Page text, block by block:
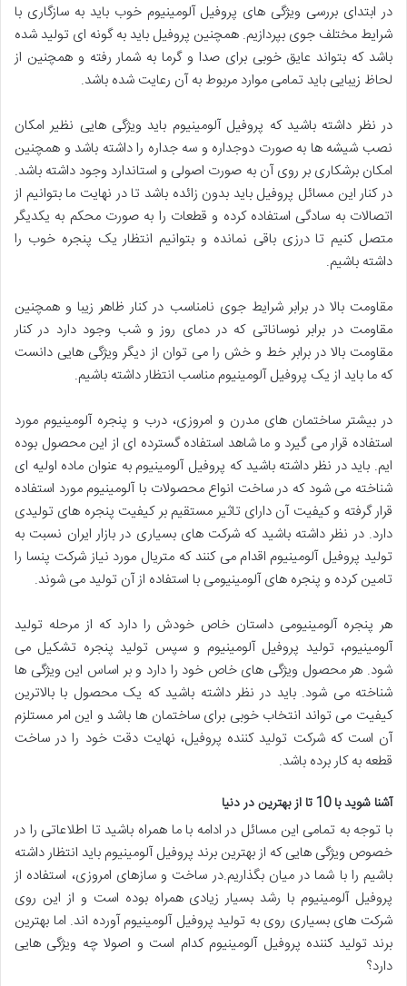
در ابتدای بررسی ویژگی های پروفیل آلومینیوم خوب باید به سازگاری با
شرایط مختلف جوی بپردازیم. همچنین پروفیل باید به گونه ای تولید شده
باشد که بتواند عایق خوبی برای صدا و گرما به شمار رفته و همچنین از
لحاظ زیبایی باید تمامی موارد مربوط به آن رعایت شده باشد.
در نظر داشته باشید که پروفیل آلومینیوم باید ویژگی هایی نظیر امکان
نصب شیشه ها به صورت دوجداره و سه جداره را داشته باشد و همچنین
امکان برشکاری بر روی آن به صورت اصولی و استاندارد وجود داشته باشد.
در کنار این مسائل پروفیل باید بدون زائده باشد تا در نهایت ما بتوانیم از
اتصالات به سادگی استفاده کرده و قطعات را به صورت محکم به یکدیگر
متصل کنیم تا درزی باقی نمانده و بتوانیم انتظار یک پنجره خوب را
داشته باشیم.
مقاومت بالا در برابر شرایط جوی نامناسب در کنار ظاهر زیبا و همچنین
مقاومت در برابر نوساناتی که در دمای روز و شب وجود دارد در کنار
مقاومت بالا در برابر خط و خش را می توان از دیگر ویژگی هایی دانست
که ما باید از یک پروفیل آلومینیوم مناسب انتظار داشته باشیم.
در بیشتر ساختمان های مدرن و امروزی، درب و پنجره آلومینیوم مورد
استفاده قرار می گیرد و ما شاهد استفاده گسترده ای از این محصول بوده
ایم. باید در نظر داشته باشید که پروفیل آلومینیوم به عنوان ماده اولیه ای
شناخته می شود که در ساخت انواع محصولات با آلومینیوم مورد استفاده
قرار گرفته و کیفیت آن دارای تاثیر مستقیم بر کیفیت پنجره های تولیدی
دارد. در نظر داشته باشید که شرکت های بسیاری در بازار ایران نسبت به
تولید پروفیل آلومینیوم اقدام می کنند که متریال مورد نیاز شرکت پنسا را
تامین کرده و پنجره های آلومینیومی با استفاده از آن تولید می شوند.
هر پنجره آلومینیومی داستان خاص خودش را دارد که از مرحله تولید
آلومینیوم، تولید پروفیل آلومینیوم و سپس تولید پنجره تشکیل می
شود. هر محصول ویژگی های خاص خود را دارد و بر اساس این ویژگی ها
شناخته می شود. باید در نظر داشته باشید که یک محصول با بالاترین
کیفیت می تواند انتخاب خوبی برای ساختمان ها باشد و این امر مستلزم
آن است که شرکت تولید کننده پروفیل، نهایت دقت خود را در ساخت
قطعه به کار برده باشد.
آشنا شوید با 10 تا از بهترین در دنیا
با توجه به تمامی این مسائل در ادامه با ما همراه باشید تا اطلاعاتی را در
خصوص ویژگی هایی که از بهترین برند پروفیل آلومینیوم باید انتظار داشته
باشیم را با شما در میان بگذاریم.در ساخت و سازهای امروزی، استفاده از
پروفیل آلومینیوم با رشد بسیار زیادی همراه بوده است و از این روی
شرکت های بسیاری روی به تولید پروفیل آلومینیوم آورده اند. اما بهترین
برند تولید کننده پروفیل آلومینیوم کدام است و اصولا چه ویژگی هایی
دارد؟